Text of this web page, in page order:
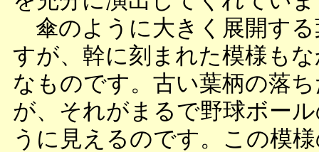
傘のように大きく展開する
すが、幹に刻まれた模様も
なものです。古い葉柄の落
が、それがまるで野球ボー
うに見えるのです。この模